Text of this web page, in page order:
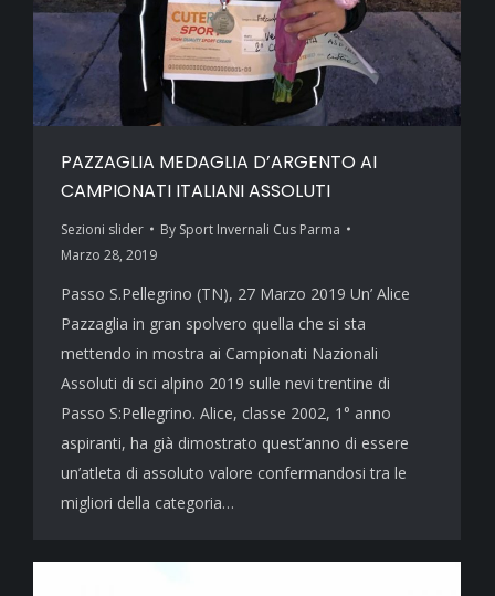
PAZZAGLIA MEDAGLIA D’ARGENTO AI
CAMPIONATI ITALIANI ASSOLUTI
Sezioni slider By Sport Invernali Cus Parma
Marzo 28, 2019
Passo S.Pellegrino (TN), 27 Marzo 2019 Un’ Alice
Pazzaglia in gran spolvero quella che si sta
mettendo in mostra ai Campionati Nazionali
Assoluti di sci alpino 2019 sulle nevi trentine di
Passo S:Pellegrino. Alice, classe 2002, 1° anno
aspiranti, ha già dimostrato quest’anno di essere
un’atleta di assoluto valore confermandosi tra le
migliori della categoria…